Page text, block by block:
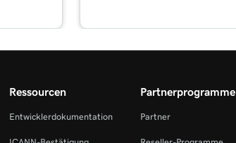
Ressourcen
Entwicklerdokumentation
Partnerprogramme
Partner